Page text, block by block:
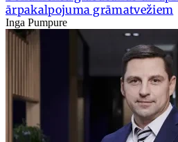
ārpakalpojuma grāmatvežiem
Inga Pumpure